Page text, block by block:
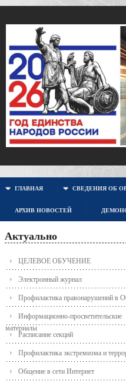
ГЛАВНАЯ СВЕДЕНИЯ ОБ
АРХИВ НОВОСТЕЙ
Актуально
ЦЕЛЕВОЕ ОБУЧЕНИЕ
Электронный журнал
Профилактика правонарушений в
Информационно-просветительские
материалы
Расписание секций
Профилактика экстремизма и
Общение в сети Интернет